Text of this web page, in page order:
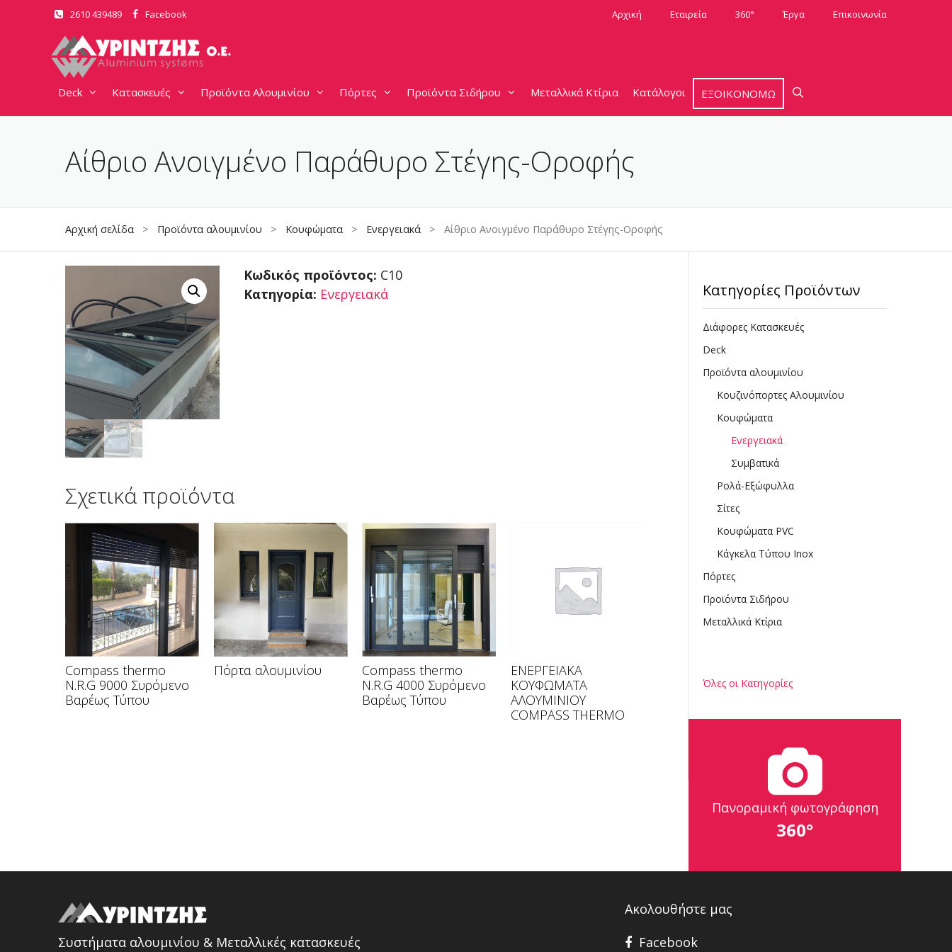
Μετάβαση
περιεχόμενο
2610 439489 Facebook Αρχική Εταιρεία 360° Έργα Επικοινωνία
Deck Κατασκευές Προϊόντα Αλουμινίου Πόρτες Προϊόντα Σιδήρου Μεταλλικά Κτίρια Κατάλογοι ΕΞΟΙΚΟΝΟΜΩ
Αίθριο Ανοιγμένο Παράθυρο Στέγης-Οροφής
Αρχική σελίδα > Προϊόντα αλουμινίου > Κουφώματα > Ενεργειακά > Αίθριο Ανοιγμένο Παράθυρο Στέγης-Οροφής
Κωδικός προϊόντος: C10
Κατηγορία: Ενεργειακά
Σχετικά προϊόντα
Compass thermo
N.R.G 9000 Συρόμενο
Βαρέως Τύπου
Πόρτα αλουμινίου
Compass thermo
N.R.G 4000 Συρόμενο
Βαρέως Τύπου
ΕΝΕΡΓΕΙΑΚΑ
ΚΟΥΦΩΜΑΤΑ
ΑΛΟΥΜΙΝΙΟΥ
COMPASS THERMO
Κατηγορίες Προϊόντων
Διάφορες Κατασκευές
Deck
Προϊόντα αλουμινίου
Κουζινόπορτες Αλουμινίου
Κουφώματα
Ενεργειακά
Συμβατικά
Ρολά-Εξώφυλλα
Σίτες
Κουφώματα PVC
Κάγκελα Τύπου Inox
Πόρτες
Προϊόντα Σιδήρου
Μεταλλικά Κτίρια
Όλες οι Κατηγορίες
Πανοραμική φωτογράφηση
360°
Συστήματα αλουμινίου & Μεταλλικές κατασκευές
Ακολουθήστε μας
Facebook